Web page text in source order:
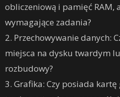
obliczeniową i pamięć RAM,
wymagające zadania?
2. Przechowywanie danych:
miejsca na dysku twardym
rozbudowy?
3. Grafika: Czy posiada